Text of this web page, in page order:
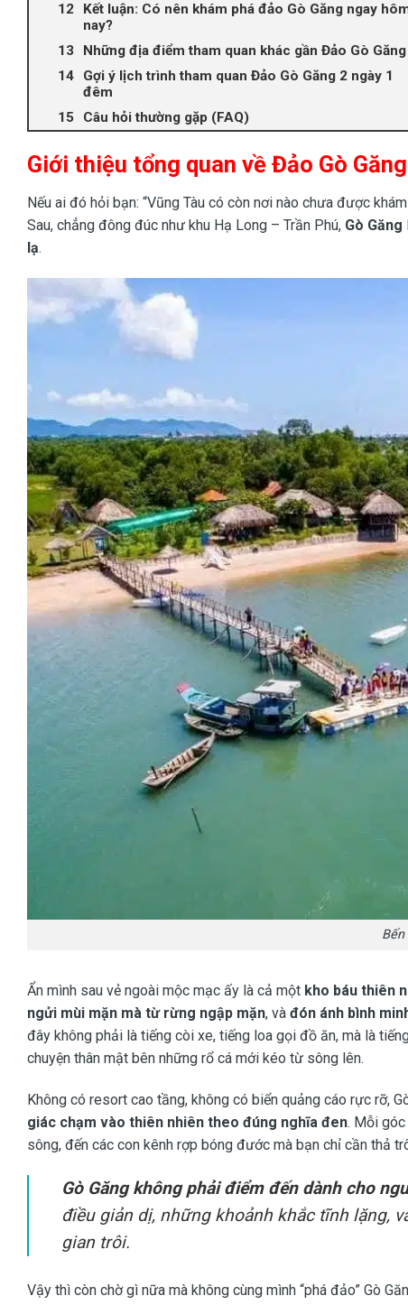
Kết luận: Có nên khám phá đảo Gò Găng ngay
nay?
Những địa điểm tham quan khác gần Đảo Gò Găng
Gợi ý lịch trình tham quan Đảo Gò Găng 2 ngày 1
đêm
Câu hỏi thường gặp (FAQ)
Giới thiệu tổng quan về Đảo Gò Găng
Nếu ai đó hỏi bạn: “Vũng Tàu có còn nơi nào chưa được
Sau, chẳng đông đúc như khu Hạ Long – Trần Phú, Gò Găng
lạ.
Ẩn mình sau vẻ ngoài mộc mạc ấy là cả một kho báu thiên
ngửi mùi mặn mà từ rừng ngập mặn, và đón ánh bình
đây không phải là tiếng còi xe, tiếng loa gọi đồ ăn, mà là
chuyện thân mật bên những rổ cá mới kéo từ sông lên.
Không có resort cao tầng, không có biển quảng cáo rực rỡ,
giác chạm vào thiên nhiên theo đúng nghĩa đen. Mỗi
sông, đến các con kênh rợp bóng đước mà bạn chỉ cần thả
Gò Găng không phải điểm đến dành cho
điều giản dị, những khoảnh khắc tĩnh lặng,
gian trôi.
Vậy thì còn chờ gì nữa mà không cùng mình “phá đảo” Gò